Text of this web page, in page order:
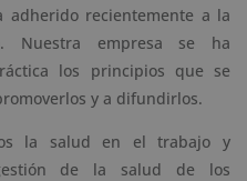
adherido recientemente a la
Nuestra empresa se ha
los principios que se
y a difundirlos.
la salud en el trabajo y
de la salud de los